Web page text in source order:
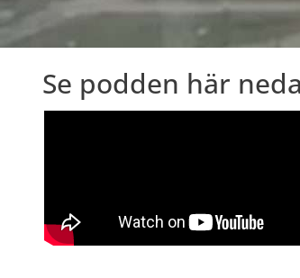
Se podden här